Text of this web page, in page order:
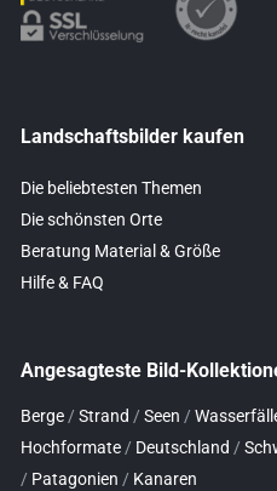
Landschaftsbilder kaufen
Die beliebtesten Themen
Die schönsten Orte
Beratung Material & Größe
Hilfe & FAQ
Angesagteste Bild-
Berge / Strand / Seen /
Hochformate / Deutschland /
/ Patagonien / Kanaren